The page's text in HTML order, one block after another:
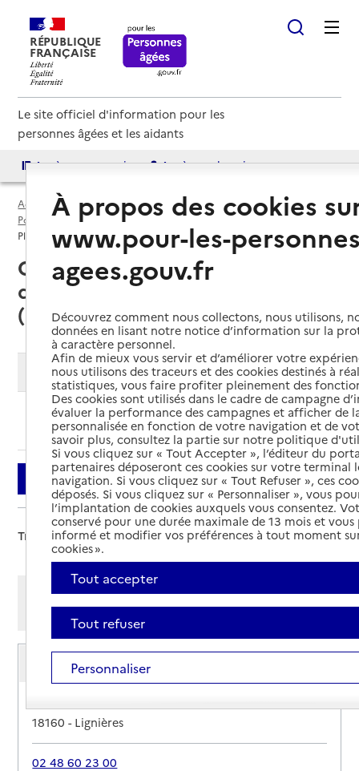
RÉPUBLIQUE
FRANÇAISE
Le site officiel d'information pour les
personnes âgées et les aidants
Accès aux annuaires Accès par besoin
Accueil
Espace annuaire
Points d'information par département
Cher (18)
Plateforme d’accompagnement et de répit (PFR)
Cher (18) : liste des 3 plateformes
d’accompagnement et de répit
(PFR)
Modifier ma recherche
Ajouter cette recherche aux favoris
Filtrer
Trier par :
Afficher les résultats par:
Plateforme d'accompagnement et de répit -
Centre accueil de jour itinérant
18160-Lignières
02 48 60 23 00
À propos des cookies
www.pour-les-
agees.gouv.fr
Découvrez comment nous collectons, nous utilisons,
données en lisant notre notice d’information sur la
à caractère personnel.
Afin de mieux vous servir et d’améliorer votre
nous utilisons des traceurs et des cookies destinés à
statistiques, vous faire profiter pleinement des
Des cookies sont utilisés dans le cadre de campagne
évaluer la performance des campagnes et afficher de
personnalisée en fonction de votre navigation et de
savoir plus, consultez la partie sur notre politique
Si vous cliquez sur « Tout Accepter », l’éditeur du
partenaires déposeront ces cookies sur votre terminal
navigation. Si vous cliquez sur « Tout Refuser », ces
déposés. Si vous cliquez sur « Personnaliser », vous
l’implantation de cookies auxquels vous consentez.
conservé pour une durée maximale de 13 mois et
informé et modifier vos préférences à tout moment
cookies ».
Tout accepter
Tout refuser
Personnaliser